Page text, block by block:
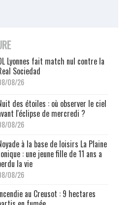
Lyonnes fait match nul contre la
Sociedad
08/26
des étoiles : où observer le ciel
l'éclipse de mercredi ?
08/26
à la base de loisirs La Plaine
: une jeune fille de 11 ans a
la vie
08/26
au Creusot : 9 hectares